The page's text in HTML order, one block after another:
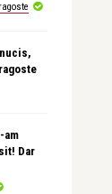
am
Dar